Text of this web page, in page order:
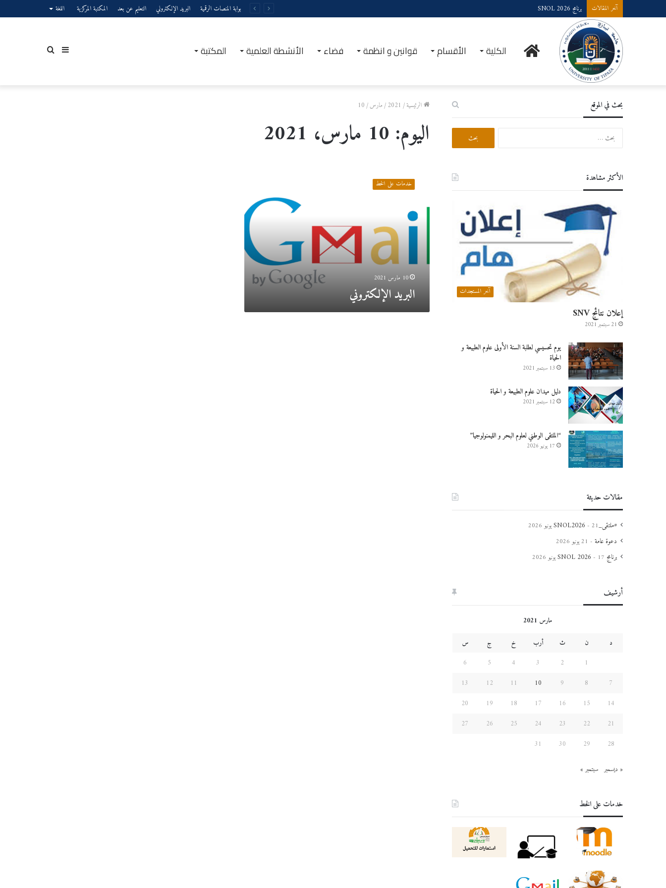
آخر المقالات برنامج SNOL 2026 بوابة المنصات الرقمية البريد الإلكتروني التعليم عن بعد المكتبة المركزية اللغة
الرئيسيةالكلية الأقسام قوانين و انظمة فضاء الأنشطة العلمية المكتبة إضافة
الرئيسية/
2021
/مارس/
10
اليوم: 10 مارس، 2021
ي
ل
ن
خدمات على الخط
10 مارس 2021
البريد الإلكتروني
بحث في الموقع
الأكثر مشاهدة
آخر المستجدات
إعلان نتائج SNV
21 سبتمبر 2021
يوم تحسيسي لطلبة السنة الأولى علوم الطبيعة و
الحياة
13 سبتمبر 2021
دليل ميدان علوم الطبيعة و الحياة
12 سبتمبر 2021
“الملتقى الوطني لعلوم البحر و الليمنولوجيا”
17 يونيو 2026
مقالات حديثة
#ملتقى_SNOL202621 يونيو 2026
دعوة عامة 21 يونيو 2026
برنامج SNOL 2026 17 يونيو 2026
أرشيف
مارس 2021
د
ن ث أرب خ ج
س
1
2
3
4
5
6
7
8
9
10
11
12
13
14
15
16
17
18
19
20
21
22
23
24
25
26
27
28
29
30
31
« ديسمبر سبتمبر »
خدمات على الخط